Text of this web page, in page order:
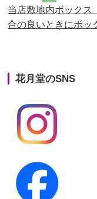
第23回人形供
第22回人形供
第20回人形供養
第19回人形供養
第18回人形供養
第16回人形供養
当店敷地内ボック
合の良いときにボッ
花月堂のSNS